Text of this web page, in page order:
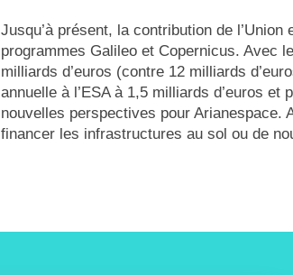
Jusqu’à présent, la contribution de
programmes Galileo et Copernicus. Avec
milliards d’euros (contre 12 milliards
annuelle à l’ESA à 1,5 milliards d’euros
nouvelles perspectives pour Arianespace.
financer les infrastructures au sol ou de